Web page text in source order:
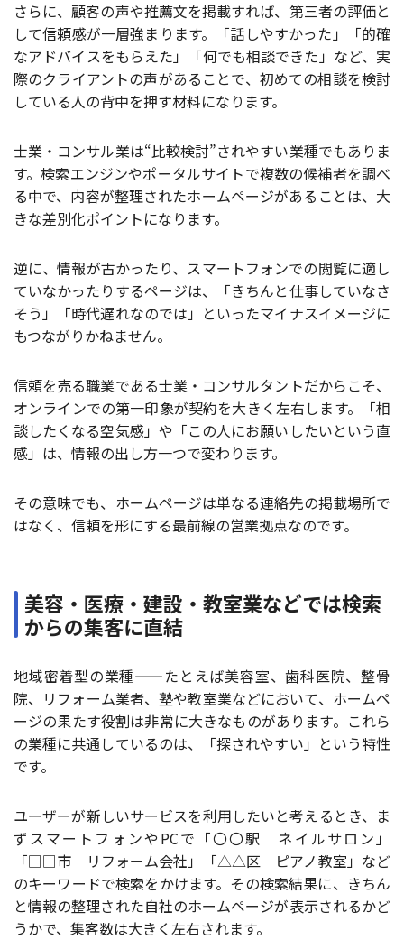
さらに、顧客の声や推薦文を掲載すれば、第三者の評価と
して信頼感が一層強まります。「話しやすかった」「的確
なアドバイスをもらえた」「何でも相談できた」など、実
際のクライアントの声があることで、初めての相談を検討
している人の背中を押す材料になります。
士業・コンサル業は“比較検討”されやすい業種でもありま
す。検索エンジンやポータルサイトで複数の候補者を調べ
る中で、内容が整理されたホームページがあることは、大
きな差別化ポイントになります。
逆に、情報が古かったり、スマートフォンでの閲覧に適し
ていなかったりするページは、「きちんと仕事していなさ
そう」「時代遅れなのでは」といったマイナスイメージに
もつながりかねません。
信頼を売る職業である士業・コンサルタントだからこそ、
オンラインでの第一印象が契約を大きく左右します。「相
談したくなる空気感」や「この人にお願いしたいという直
感」は、情報の出し方一つで変わります。
その意味でも、ホームページは単なる連絡先の掲載場所で
はなく、信頼を形にする最前線の営業拠点なのです。
美容・医療・建設・教室業などでは検索
からの集客に直結
地域密着型の業種——たとえば美容室、歯科医院、整骨
院、リフォーム業者、塾や教室業などにおいて、ホームペ
ージの果たす役割は非常に大きなものがあります。これら
の業種に共通しているのは、「探されやすい」という特性
です。
ユーザーが新しいサービスを利用したいと考えるとき、ま
ずスマートフォンやPCで「〇〇駅 ネイルサロン」
「□□市 リフォーム会社」「△△区 ピアノ教室」など
のキーワードで検索をかけます。その検索結果に、きちん
と情報の整理された自社のホームページが表示されるかど
うかで、集客数は大きく左右されます。